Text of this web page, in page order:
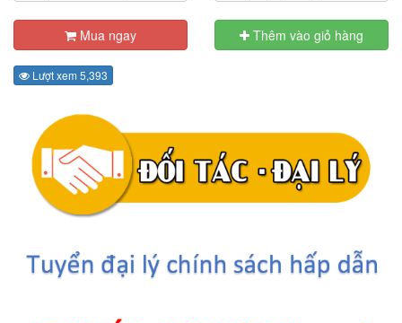
Mua ngay Thêm vào giỏ hàng
Lượt xem 5,393